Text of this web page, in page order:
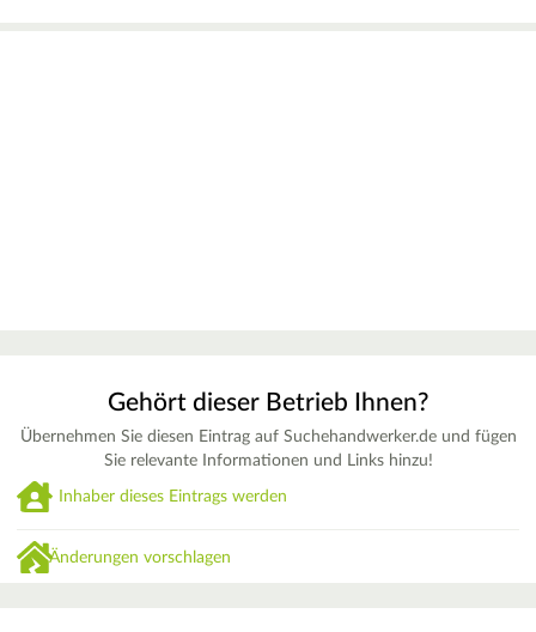
Gehört dieser Betrieb Ihnen?
Übernehmen Sie diesen Eintrag auf Suchehandwerker.de und fügen
Sie relevante Informationen und Links hinzu!
Inhaber dieses Eintrags werden
Änderungen vorschlagen